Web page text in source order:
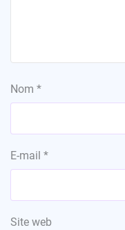
Nom *
E-mail *
Site web